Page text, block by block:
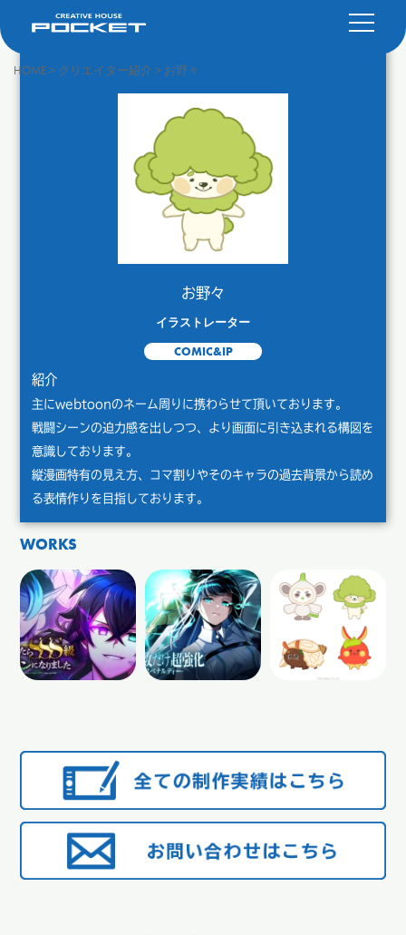
HOME> クリエイター紹介 > お野々
お野々
イラストレーター
COMIC&IP
紹介
主にwebtoonのネーム周りに携わらせて頂いております。
戦闘シーンの迫力感を出しつつ、より画面に引き込まれる構図を
意識しております。
縦漫画特有の見え方、コマ割りやそのキャラの過去背景から読め
る表情作りを目指しております。
WORKS